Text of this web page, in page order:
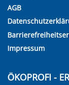
AGB
Impressum
ÖKOPROFI -